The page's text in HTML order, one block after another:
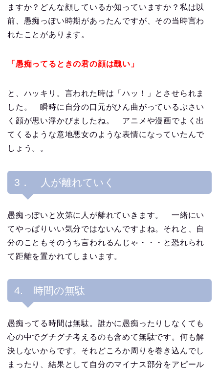
ますか？どんな顔しているか知っていますか？私は以
前、愚痴っぽい時期があったんですが、その当時言わ
れたことがあります。
「愚痴ってるときの君の顔は醜い」
と、ハッキリ。言われた時は「ハッ！」とさせられま
した。 瞬時に自分の口元がひん曲がっているぶさい
く顔が思い浮かびましたね。 アニメや漫画でよく出
てくるような意地悪女のような表情になっていたんで
しょう。。
3． 人が離れていく
愚痴っぽいと次第に人が離れていきます。 一緒にい
てやっぱりいい気分ではないんですよね。それと、自
分のこともそのうち言われるんじゃ・・・と恐れられ
て距離を置かれてしまいます。
4. 時間の無駄
愚痴ってる時間は無駄。誰かに愚痴ったりしなくても
心の中でグチグチ考えるのも含めて無駄です。何も解
決しないからです。それどころか周りを巻き込んでし
まったり、結果として自分のマイナス部分をアピール